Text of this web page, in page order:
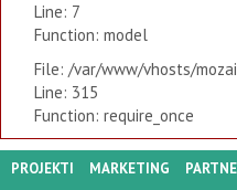
Line: 7
Function: model
File: /var/www/vhosts/
Line: 315
Function: require_once
PROJEKTI MARKETING